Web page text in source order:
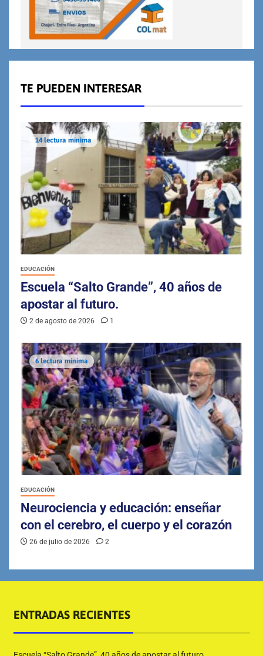
TE PUEDEN INTERESAR
14 lectura mínima
EDUCACIÓN
Escuela “Salto Grande”, 40 años de
apostar al futuro.
2 de agosto de 2026 1
6 lectura mínima
EDUCACIÓN
Neurociencia y educación: enseñar
con el cerebro, el cuerpo y el corazón
26 de julio de 2026 2
ENTRADAS RECIENTES